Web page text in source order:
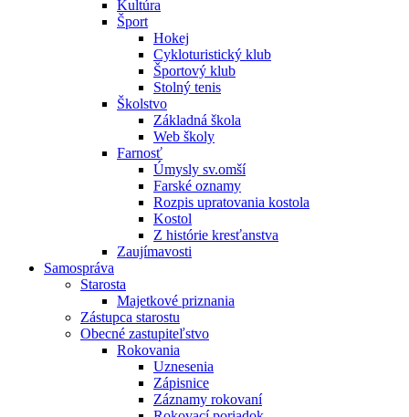
Kultúra
Šport
Hokej
Cykloturistický klub
Športový klub
Stolný tenis
Školstvo
Základná škola
Web školy
Farnosť
Úmysly sv.omší
Farské oznamy
Rozpis upratovania kostola
Kostol
Z histórie kresťanstva
Zaujímavosti
Samospráva
Starosta
Majetkové priznania
Zástupca starostu
Obecné zastupiteľstvo
Rokovania
Uznesenia
Zápisnice
Záznamy rokovaní